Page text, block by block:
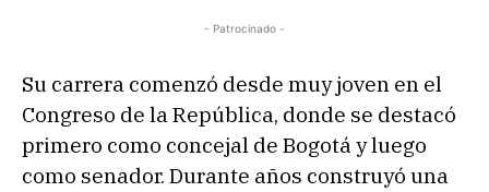
- Patrocinado -
Su carrera comenzó desde muy joven en el
Congreso de la República, donde se destacó
primero como concejal de Bogotá y luego
como senador. Durante años construyó una